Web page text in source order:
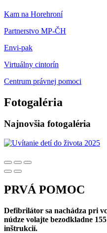
Kam na Horehroní
Partnerstvo MP-ČH
Envi-pak
Virtuálny cintorín
Centrum právnej pomoci
Fotogaléria
Najnovšia fotogaléria
PRVÁ POMOC
Defibrilátor sa nachádza pri
núdze volajte bezodkladne
inštrukcií.